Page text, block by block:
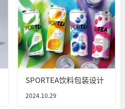
SPORTEA饮料包装设计
2024.10.29